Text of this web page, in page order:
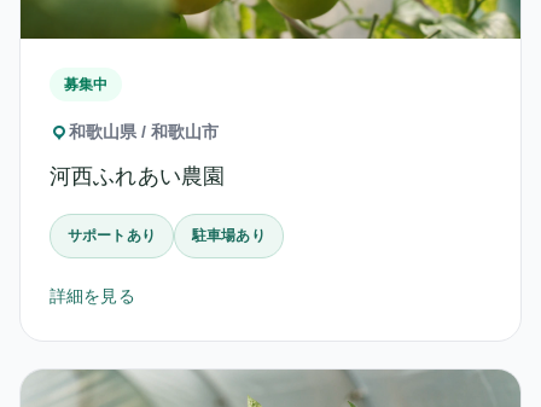
募集中
和歌山県 / 和歌山市
河西ふれあい農園
サポートあり 駐車場あり
詳細を見る